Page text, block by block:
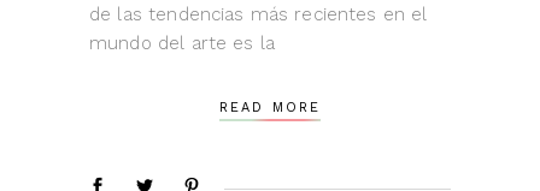
de las tendencias más recientes en el
mundo del arte es la
READ MORE